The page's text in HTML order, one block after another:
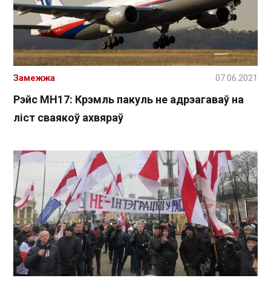
Рэйс MH17: Крэмль пакуль не адрэагаваў на
ліст сваякоў ахвяраў
Замежжа 07.06.2021